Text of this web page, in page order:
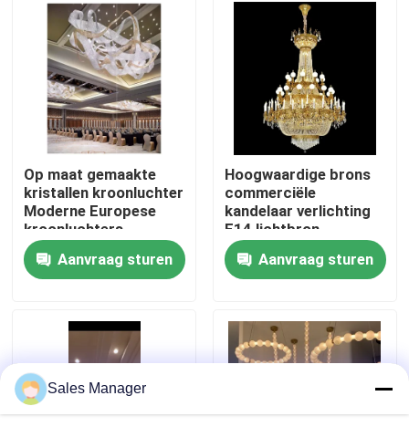
Over ons
Fabriekstocht
Kwaliteitscontrole
Neem contact met ons op
Vraag een offerte
Op maat gemaakte kandelaars
de lichten van de douanetegenhanger
Op maat gemaakte
kristallen kroonluchter
Moderne Europese
kroonluchters
Aanvraag sturen
Hoogwaardige brons
commerciële
kandelaar verlichting
E14 lichtbron
Aanvraag sturen
Sales Manager